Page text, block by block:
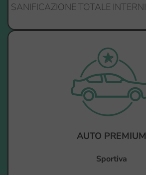
SANIFICAZIONE TOTALE INTERNI
AUTO PREMIUM
Sportiva